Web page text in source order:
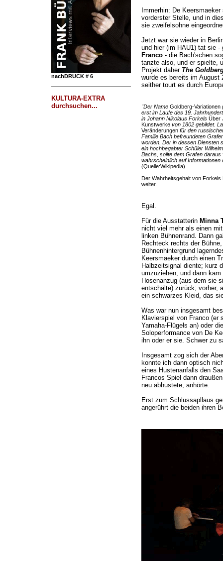
nachDRUCK # 6
KULTURA-EXTRA
durchsuchen...
Immerhin: De
vorderster Stelle, und in
sie zweifelsohne
Jetzt war sie wieder in
und hier (im HAU1) tat sie
Franco- die Bach'schen
tanzte also, und er spielte,
Projekt daher The
wurde es bereits im August
seither tourt es durch
"Der NameGoldberg-Variationen
erst im Laufe des 19.
in Johann Nikolaus ForkelsÜber
Kunstwerkevon 1802 gebildet.
Veränderungen für den
Familie Bach befreundeten
worden. Der in dessen Diensten
ein hochbegabter Schüler
Bachs, sollte dem Grafen daraus
wahrscheinlich auf
(Quelle:Wikipedia)
Der Wahrheitsgehalt von
weiter.
Egal.
Für die Ausstatterin Minna
nicht viel mehr als einen
linken Bühnenrand. Dann
Rechteck rechts der
Bühnenhintergrund
Keersmaeker durch einen
Halbzeitsignal diente; kurz
umzuziehen, und dann
Hosenanzug (aus dem sie
entschälte) zurück; vorher,
ein schwarzes Kleid, das
Was war nun insgesamt
Klavierspiel von Franco (er
Yamaha-Flügels an) oder
Soloperformance von De
ihn oder er sie. Schwer zu
Insgesamt zog sich der
konnte ich dann optisch
eines Hustenanfalls den
Francos Spiel dann
neu abhustete, anhörte.
Erst zum Schlussapllaus
angerührt die beiden ihren